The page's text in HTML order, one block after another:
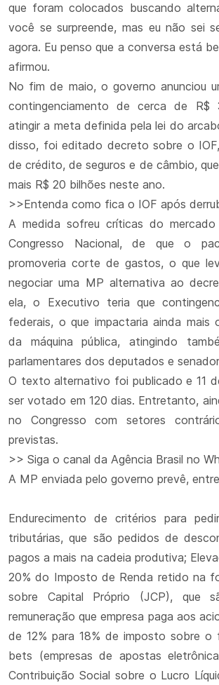
que foram colocados buscando
você se surpreende, mas eu não sei
agora. Eu penso que a conversa está
afirmou.
No fim de maio, o governo anunciou
contingenciamento de cerca de R$
atingir a meta definida pela lei do
disso, foi editado decreto sobre o
de crédito, de seguros e de câmbio,
mais R$ 20 bilhões neste ano.
>>Entenda como fica o IOF após
A medida sofreu críticas do
Congresso Nacional, de que o
promoveria corte de gastos, o que
negociar uma MP alternativa ao
ela, o Executivo teria que
federais, o que impactaria ainda mais
da máquina pública, atingindo
parlamentares dos deputados e
O texto alternativo foi publicado e 11
ser votado em 120 dias. Entretanto,
no Congresso com setores
previstas.
>> Siga o canal da Agência Brasil no
A MP enviada pelo governo prevê,
Endurecimento de critérios para
tributárias, que são pedidos de
pagos a mais na cadeia produtiva;
20% do Imposto de Renda retido na
sobre Capital Próprio (JCP), que
remuneração que empresa paga aos
de 12% para 18% de imposto sobre o
bets (empresas de apostas
Contribuição Social sobre o Lucro